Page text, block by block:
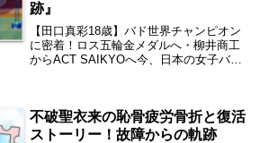
跡』
【田口真彩18歳】バド世界チャンピオン
に密着！ロス五輪金メダルへ・柳井商工
からACT SAIKYOへ今、日本の女子バド
選手権で...
不破聖衣来の恥骨疲労骨折と復活
ストーリー！故障からの軌跡